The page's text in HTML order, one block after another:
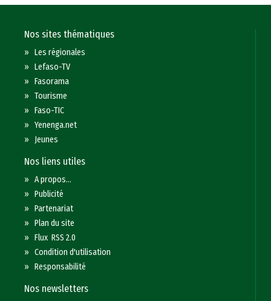
Nos sites thématiques
»Les régionales
»Lefaso-TV
»Fasorama
»Tourisme
»Faso-TIC
»Yenenga.net
» Jeunes
Nos liens utiles
»A propos...
»Publicité
»Partenariat
»Plan du site
»Flux RSS 2.0
»Condition d'utilisation
»Responsabilité
Nos newsletters